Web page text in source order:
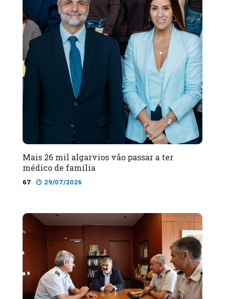
Mais 26 mil algarvios vão passar a ter
médico de família
67 29/07/2026